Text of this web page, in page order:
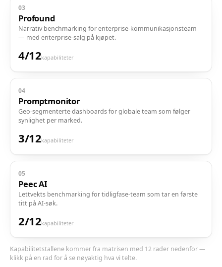
03
Profound
Narrativ benchmarking for enterprise-kommunikasjonsteam
— med enterprise-salg på kjøpet.
4/12kapabiliteter
04
Promptmonitor
Geo-segmenterte dashboards for globale team som følger
synlighet per marked.
3/12kapabiliteter
05
Peec AI
Lettvekts benchmarking for tidligfase-team som tar en første
titt på AI-søk.
2/12kapabiliteter
Kapabilitetstallene kommer fra matrisen med 12 rader nedenfor —
klikk på en rad for å se nøyaktig hva vi telte.